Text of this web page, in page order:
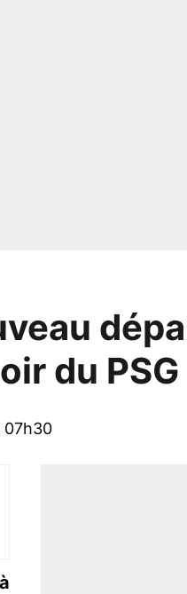
du PSG
07h30